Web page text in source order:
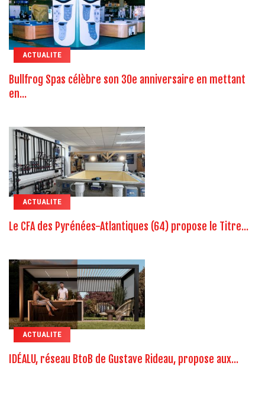
ACTUALITE
Bullfrog Spas célèbre son 30e anniversaire en mettant
en...
ACTUALITE
Le CFA des Pyrénées-Atlantiques (64) propose le Titre...
ACTUALITE
IDÉALU, réseau BtoB de Gustave Rideau, propose aux...